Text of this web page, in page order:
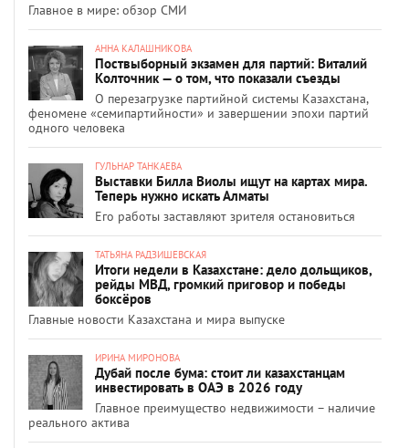
Главное в мире: обзор СМИ
АННА КАЛАШНИКОВА
Поствыборный экзамен для партий: Виталий
Колточник — о том, что показали съезды
О перезагрузке партийной системы Казахстана,
феномене «семипартийности» и завершении эпохи партий
одного человека
ГУЛЬНАР ТАНКАЕВА
Выставки Билла Виолы ищут на картах мира.
Теперь нужно искать Алматы
Его работы заставляют зрителя остановиться
ТАТЬЯНА РАДЗИШЕВСКАЯ
Итоги недели в Казахстане: дело дольщиков,
рейды МВД, громкий приговор и победы
боксёров
Главные новости Казахстана и мира выпуске
ИРИНА МИРОНОВА
Дубай после бума: стоит ли казахстанцам
инвестировать в ОАЭ в 2026 году
Главное преимущество недвижимости – наличие
реального актива